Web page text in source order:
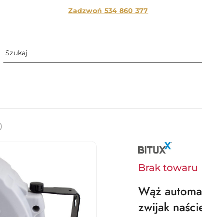
Zadzwoń 534 860 377
NAZWA
PRODUCENTA:
Brak towaru
Wąż
zwijak